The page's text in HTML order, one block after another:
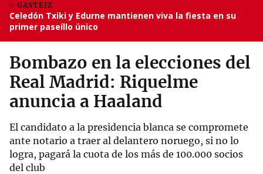
GASTEIZ
Celedón Txiki y Edurne mantienen viva la fiesta en su
primer paseíllo único
Bombazo en la elecciones del
Real Madrid: Riquelme
anuncia a Haaland
El candidato a la presidencia blanca se compromete
ante notario a traer al delantero noruego, si no lo
logra, pagará la cuota de los más de 100.000 socios
del club